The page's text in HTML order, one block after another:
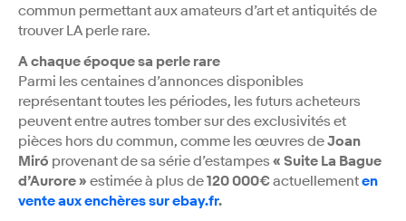
commun permettant aux amateurs d’art et antiquités de
trouver LA perle rare.
A chaque époque sa perle rare
Parmi les centaines d’annonces disponibles
représentant toutes les périodes, les futurs acheteurs
peuvent entre autres tomber sur des exclusivités et
pièces hors du commun, comme les œuvres deJoan
Miró provenant de sa série d’estampes« Suite La Bague
d’Aurore » estimée à plus de120 000€actuellementen
vente aux enchères sur ebay.fr.